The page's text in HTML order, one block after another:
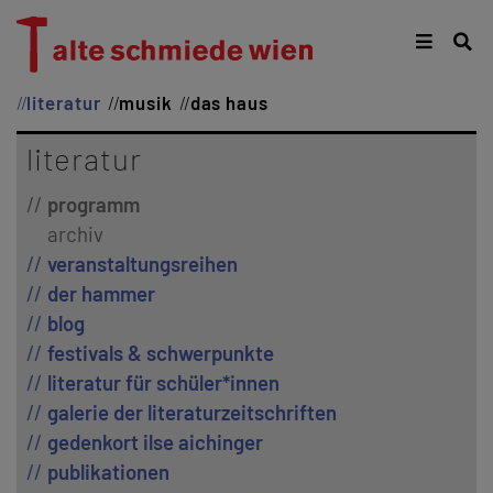
literatur musik das haus
literatur
programm
archiv
veranstaltungsreihen
der hammer
blog
festivals & schwerpunkte
literatur für schüler*innen
galerie der literaturzeitschriften
gedenkort ilse aichinger
publikationen